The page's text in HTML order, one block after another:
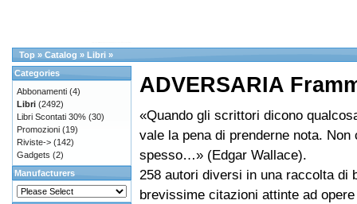
Top » Catalog » Libri »
ADVERSARIA
«Quando gli scrittori dicono
vale la pena di prenderne nota. Non
spesso…» (Edgar Wallace).
258 autori diversi in una raccolta di
brevissime citazioni attinte ad
Categories
Abbonamenti (4)
Libri (2492)
Libri Scontati 30% (30)
Promozioni (19)
Riviste-> (142)
Gadgets (2)
Manufacturers